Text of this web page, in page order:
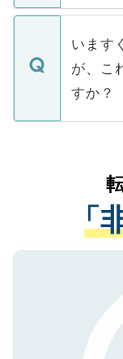
関を公に
に、医
みを人
ています。
定を承諾
の辞退
個人情報
で、ご
などで
ご本人
支援を
ているす
は、個
管理基
る、プ
で、機
います
が、こ
すか？
かがい
経験を
させて
ない方
ので、ま
「